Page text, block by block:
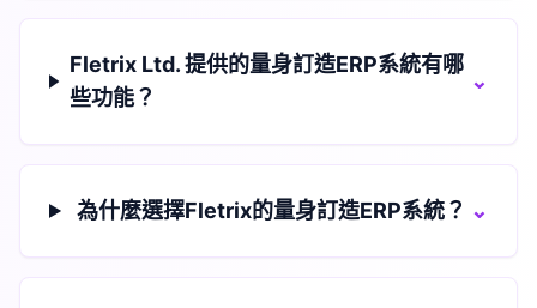
Fletrix Ltd. 提供的量身訂造ERP系統有哪
些功能？
⌄
為什麼選擇Fletrix的量身訂造ERP系統？ ⌄